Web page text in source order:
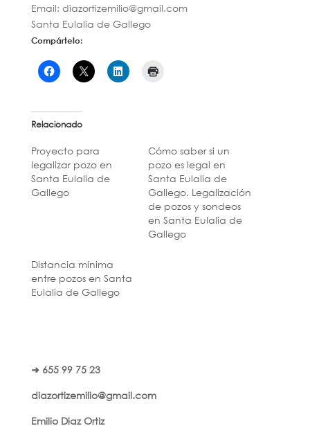
Email: diazortizemilio@gmail.com
Santa Eulalia de Gallego
Compártelo:
Relacionado
Proyecto para
legalizar pozo en
Santa Eulalia de
Gallego
Cómo saber si un
pozo es legal en
Santa Eulalia de
Gallego. Legalización
de pozos y sondeos
en Santa Eulalia de
Gallego
Distancia mínima
entre pozos en Santa
Eulalia de Gallego
➜ 655 99 75 23
diazortizemilio@gmail.com
Emilio Diaz Ortiz